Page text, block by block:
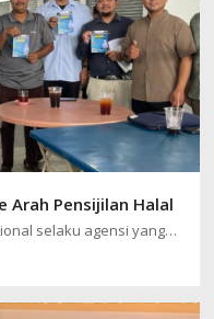
Arah Pensijilan Halal
selaku agensi yang…